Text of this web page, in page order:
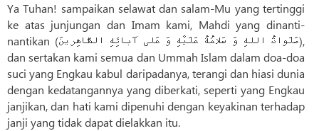
Ya Tuhan! sampaikan selawat dan salam-Mu yang tertinggi
ke atas junjungan dan Imam kami, Mahdi yang dinanti-
nantikan (صَلَواتُ اللهِ وَ سَلامُهُ عَلَيْهِ وَ عَلی آبائِهِ الطّاهِرينَ),
dan sertakan kami semua dan Ummah Islam dalam doa-doa
suci yang Engkau kabul daripadanya, terangi dan hiasi dunia
dengan kedatangannya yang diberkati, seperti yang Engkau
janjikan, dan hati kami dipenuhi dengan keyakinan terhadap
janji yang tidak dapat dielakkan itu.